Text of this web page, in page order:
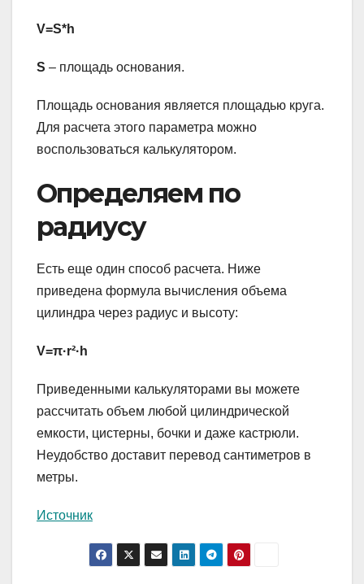
V=S*h
S – площадь основания.
Площадь основания является площадью круга.
Для расчета этого параметра можно
воспользоваться калькулятором.
Определяем по
радиусу
Есть еще один способ расчета. Ниже
приведена формула вычисления объема
цилиндра через радиус и высоту:
V=π·r²·h
Приведенными калькуляторами вы можете
рассчитать объем любой цилиндрической
емкости, цистерны, бочки и даже кастрюли.
Неудобство доставит перевод сантиметров в
метры.
Источник